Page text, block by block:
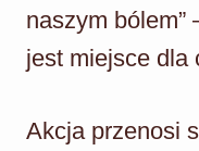
naszym bólem”
jest miejsce dla
Akcja przenosi